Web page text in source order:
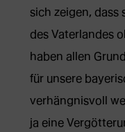
sich zeigen, dass
des Vaterlandes
haben allen
für unsere
verhängnisvoll
ja eine